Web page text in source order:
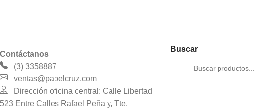
Contáctanos
(3) 3358887
ventas@papelcruz.com
Dirección oficina central: Calle Libertad
523 Entre Calles Rafael Peña y, Tte.
Buscar